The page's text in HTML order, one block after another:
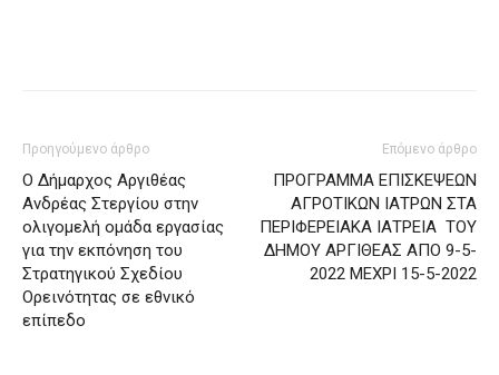
Προηγούμενο άρθρο
Ο Δήμαρχος Αργιθέας
Ανδρέας Στεργίου στην
ολιγομελή ομάδα εργασίας
για την εκπόνηση του
Στρατηγικού Σχεδίου
Ορεινότητας σε εθνικό
επίπεδο
Επόμενο άρθρο
ΠΡΟΓΡΑΜΜΑ ΕΠΙΣΚΕΨΕΩΝ
ΑΓΡΟΤΙΚΩΝ ΙΑΤΡΩΝ ΣΤΑ
ΠΕΡΙΦΕΡΕΙΑΚΑ ΙΑΤΡΕΙΑ ΤΟΥ
ΔΗΜΟΥ ΑΡΓΙΘΕΑΣ ΑΠΟ 9-5-
2022 ΜΕΧΡΙ 15-5-2022